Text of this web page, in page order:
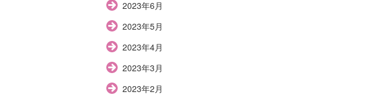
2023年6月
2023年5月
2023年4月
2023年3月
2023年2月